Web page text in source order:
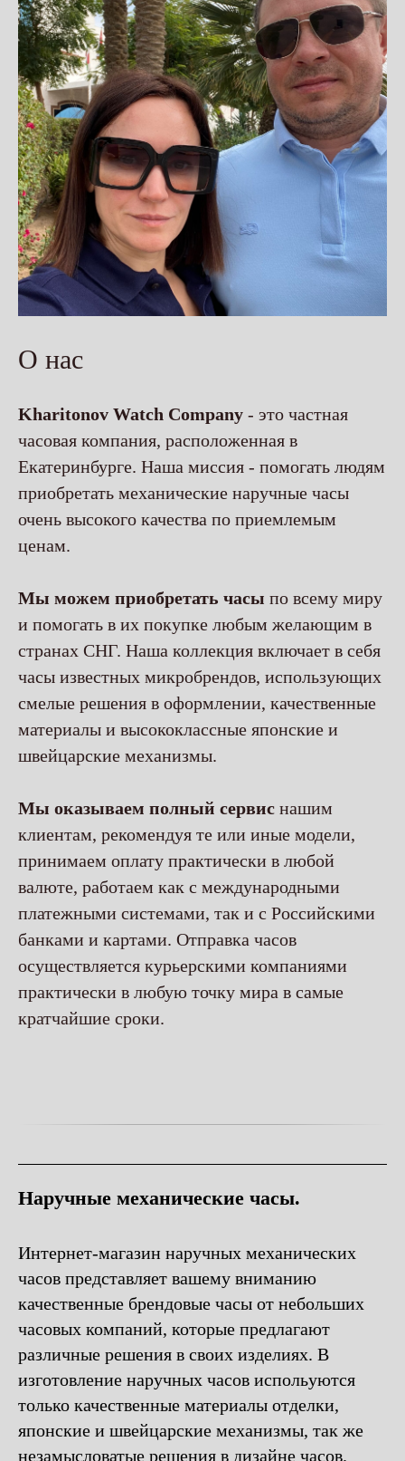
О нас
Kharitonov Watch Company - это частная
часовая компания, расположенная в
Екатеринбурге. Наша миссия - помогать людям
приобретать механические наручные часы
очень высокого качества по приемлемым
ценам.
Мы можем приобретать часы по всему миру
и помогать в их покупке любым желающим в
странах СНГ. Наша коллекция включает в себя
часы известных микробрендов, использующих
смелые решения в оформлении, качественные
материалы и высококлассные японские и
швейцарские механизмы.
Мы оказываем полный сервис нашим
клиентам, рекомендуя те или иные модели,
принимаем оплату практически в любой
валюте, работаем как с международными
платежными системами, так и с Российскими
банками и картами. Отправка часов
осуществляется курьерскими компаниями
практически в любую точку мира в самые
кратчайшие сроки.
Наручные механические часы.
Интернет-магазин наручных механических
часов представляет вашему вниманию
качественные брендовые часы от небольших
часовых компаний, которые предлагают
различные решения в своих изделиях. В
изготовление наручных часов испольуются
только качественные материалы отделки,
японские и швейцарские механизмы, так же
незамысловатые решения в дизайне часов.